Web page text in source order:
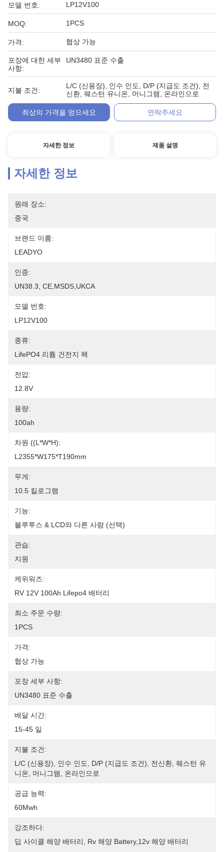
모델 번호: LP12V100
MOQ: 1PCS
가격: 협상 가능
포장에 대한 세부
사항:
UN3480 표준 수출
지불 조건:
L/C (신용장), 인수 인도, D/P (지급도 조건), 전
신환, 웨스턴 유니온, 머니그램, 온라인으로
최상의 가격을 얻으세요 연락주세요
자세한 정보 제품 설명
자세한 정보
원래 장소:
중국
브랜드 이름:
LEADYO
인증:
UN38.3, CE,MSDS,UKCA
모델 번호:
LP12V100
종류:
LifePO4 리튬 건전지 팩
전압:
12.8V
용량:
100ah
차원 ((L*W*H):
L2355*W175*T190mm
무게:
10.5 킬로그램
기능:
블루투스 & LCD와 다른 사람 (선택)
관습:
지원
케위워즈:
RV 12V 100Ah Lifepo4 배터리
최소 주문 수량:
1PCS
가격:
협상 가능
포장 세부 사항:
UN3480 표준 수출
배달 시간:
15-45 일
지불 조건:
L/C (신용장), 인수 인도, D/P (지급도 조건), 전신환, 웨스턴 유
니온, 머니그램, 온라인으로
공급 능력:
60Mwh
강조하다:
딥 사이클 해양 배터리, Rv 해양 Battery,12v 해양 배터리